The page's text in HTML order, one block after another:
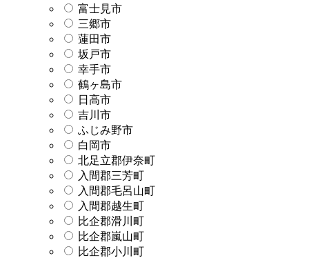
富士見市
三郷市
蓮田市
坂戸市
幸手市
鶴ヶ島市
日高市
吉川市
ふじみ野市
白岡市
北足立郡伊奈町
入間郡三芳町
入間郡毛呂山町
入間郡越生町
比企郡滑川町
比企郡嵐山町
比企郡小川町